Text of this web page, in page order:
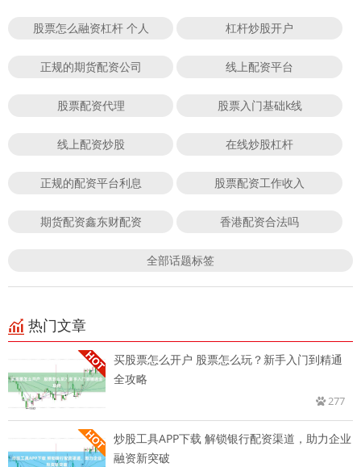
股票怎么融资杠杆 个人 杠杆炒股开户
正规的期货配资公司 线上配资平台
股票配资代理 股票入门基础k线
线上配资炒股 在线炒股杠杆
正规的配资平台利息 股票配资工作收入
期货配资鑫东财配资 香港配资合法吗
全部话题标签
热门文章
买股票怎么开户 股票怎么玩？新手入门到精通
全攻略
277
炒股工具APP下载 解锁银行配资渠道，助力企业
融资新突破